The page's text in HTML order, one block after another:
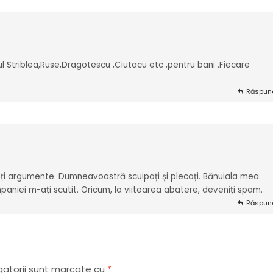
,Ciutacu etc ,pentru bani .Fiecare
argumente. Dumneavoastră scuipați și plecați. Bănuiala mea
m-ați scutit. Oricum, la viitoarea abatere, deveniți spam.
sunt marcate cu *